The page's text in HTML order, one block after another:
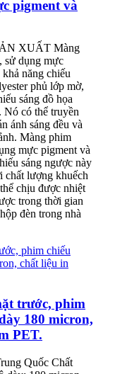
pigment và
XUẤT Màng
sử dụng mực
năng chiếu
phủ lớp mờ,
sáng đồ họa
Nó có thể truyền
ánh sáng đều và
Màng phim
mực pigment và
sáng ngược này
chất lượng khuếch
chịu được nhiệt
trong thời gian
đèn trong nhà
trước, phim
180 micron,
PET.
Quốc Chất